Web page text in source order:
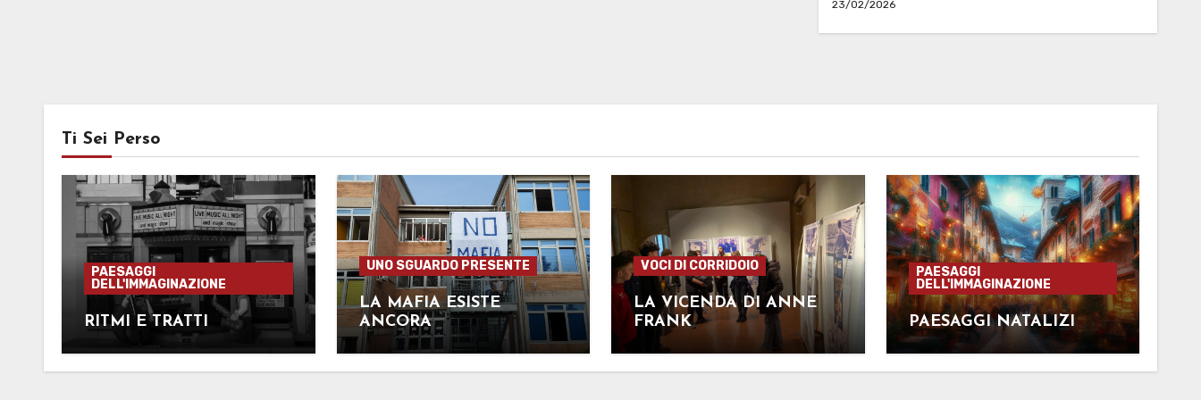
23/02/2026
Ti Sei Perso
PAESAGGI
DELL'IMMAGINAZIONE
RITMI E TRATTI
UNO SGUARDO PRESENTE
LA MAFIA ESISTE
ANCORA
VOCI DI CORRIDOIO
LA VICENDA DI ANNE
FRANK
PAESAGGI
DELL'IMMAGINAZIONE
PAESAGGI NATALIZI